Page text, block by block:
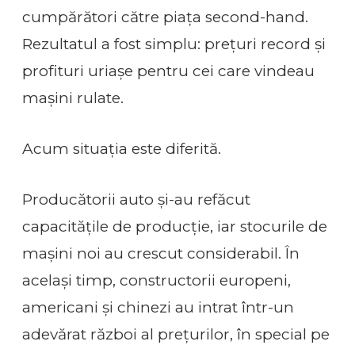
cumpărători către piața second-hand.
Rezultatul a fost simplu: prețuri record și
profituri uriașe pentru cei care vindeau
mașini rulate.
Acum situația este diferită.
Producătorii auto și-au refăcut
capacitățile de producție, iar stocurile de
mașini noi au crescut considerabil. În
același timp, constructorii europeni,
americani și chinezi au intrat într-un
adevărat război al prețurilor, în special pe